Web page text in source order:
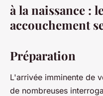
à la naissance :
accouchement
Préparation
L'arrivée imminente de
de nombreuses